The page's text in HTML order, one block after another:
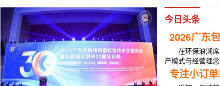
今日头条
2026广东
在环保浪潮
产模式与经营理
题。本次会议以
专注小订